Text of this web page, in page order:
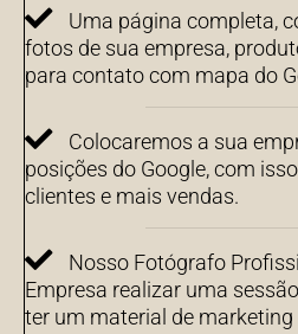
Uma página completa,
fotos de sua empresa,
para contato com mapa do
Colocaremos a sua
posições do Google, com
clientes e mais vendas.
Nosso Fotógrafo
Empresa realizar uma
ter um material de